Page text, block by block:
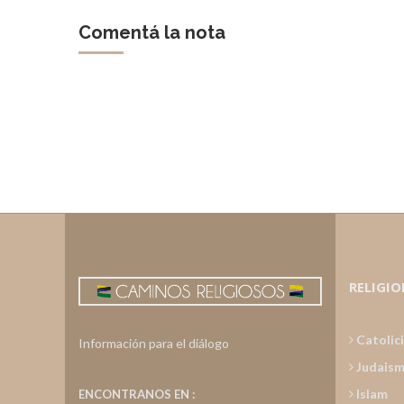
Comentá la nota
Información para el diálogo
ENCONTRANOS EN :
Islam